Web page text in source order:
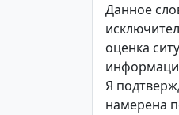
Данное
оценка
Я
намерена